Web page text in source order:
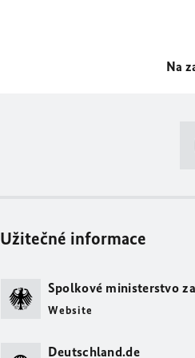
Na
Užitečné informace
Spolkové ministerstvo
Website
Deutschland.de